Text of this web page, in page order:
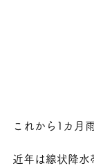
これから1カ月
近年は線状降水